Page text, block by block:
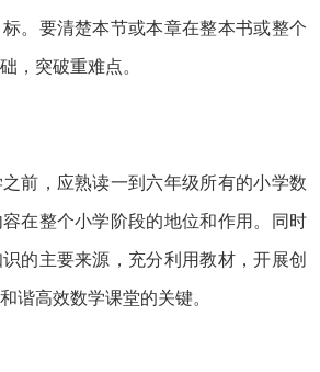
。要清楚本节或本章在整本书或整个
，突破重难点。
前，应熟读一到六年级所有的小学数
在整个小学阶段的地位和作用。同时
的主要来源，充分利用教材，开展创
谐高效数学课堂的关键。